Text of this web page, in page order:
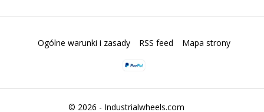
© 2026 - Industrialwheels.com
Ogólne warunki i zasady RSS feed Mapa strony